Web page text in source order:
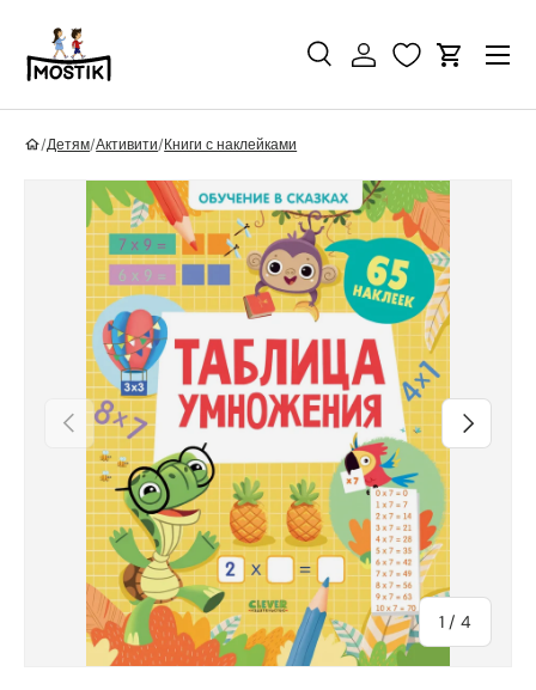
Перейти к контенту
Поиск
ПоискВойти Корзина
/Детям/Активити/Книги с наклейками
Перейти к информации о продукте
Назад
1 / из
4
Вперед